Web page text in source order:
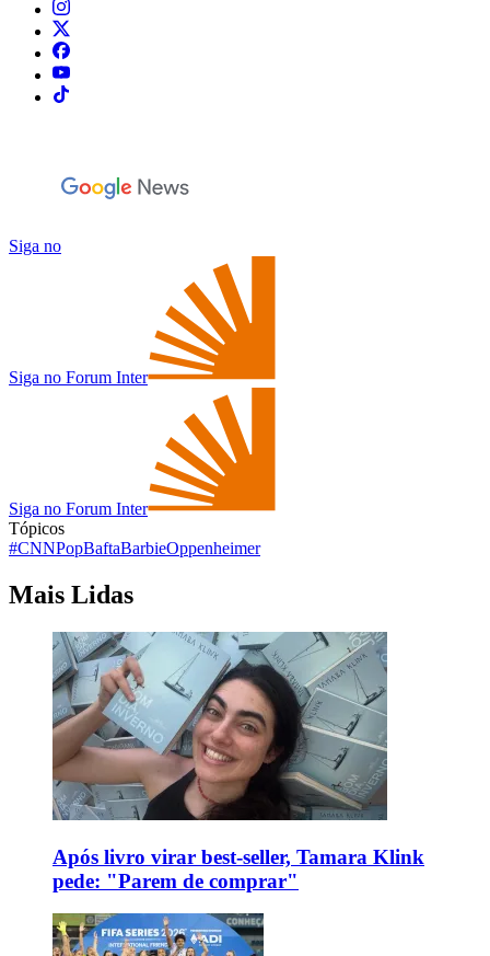
Siga no
Siga no Forum Inter
Siga no Forum Inter
Tópicos
#CNNPopBaftaBarbieOppenheimer
Mais Lidas
Após livro virar best-seller, Tamara Klink
pede: "Parem de comprar"